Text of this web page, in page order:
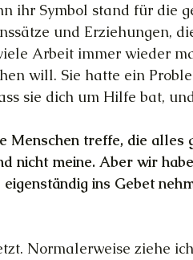
ihr Symbol stand für die
und Erziehungen,
Arbeit immer wieder
will. Sie hatte ein
sie dich um Hilfe bat,
Menschen treffe, die alles
nicht meine. Aber wir
ins Gebet
Normalerweise ziehe